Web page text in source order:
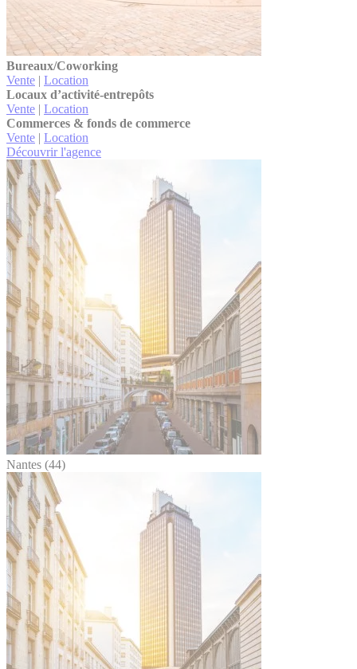
Bureaux/Coworking
Vente | Location
Locaux d’activité-entrepôts
Vente | Location
Commerces & fonds de commerce
Vente | Location
Découvrir l'agence
Nantes (44)